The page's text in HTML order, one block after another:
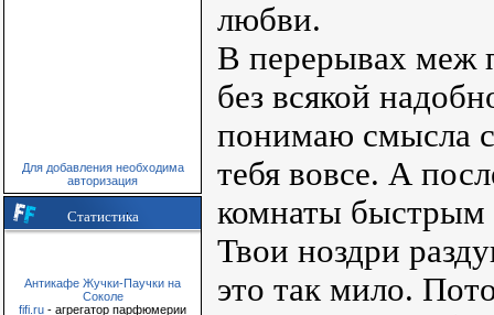
Для добавления необходима
авторизация
Статистика
Антикафе Жучки-Паучки на
Соколе
fifi.ru - агрегатор парфюмерии
любви.
В перерывах меж
без всякой
понимаю смысла
тебя вовсе. А
комнаты
Твои ноздри
это так мило.